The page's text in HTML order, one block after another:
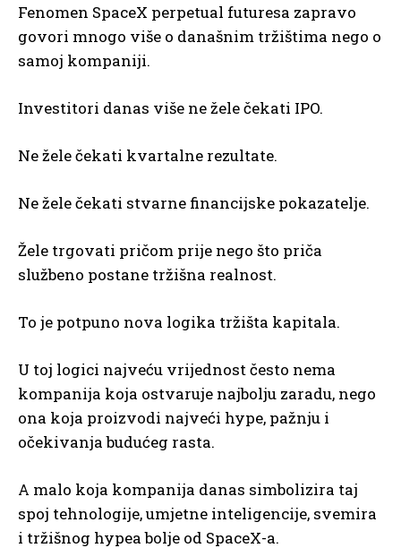
Fenomen SpaceX perpetual futuresa zapravo
govori mnogo više o današnim tržištima nego o
samoj kompaniji.
Investitori danas više ne žele čekati IPO.
Ne žele čekati kvartalne rezultate.
Ne žele čekati stvarne financijske pokazatelje.
Žele trgovati pričom prije nego što priča
službeno postane tržišna realnost.
To je potpuno nova logika tržišta kapitala.
U toj logici najveću vrijednost često nema
kompanija koja ostvaruje najbolju zaradu, nego
ona koja proizvodi najveći hype, pažnju i
očekivanja budućeg rasta.
A malo koja kompanija danas simbolizira taj
spoj tehnologije, umjetne inteligencije, svemira
i tržišnog hypea bolje od SpaceX-a.